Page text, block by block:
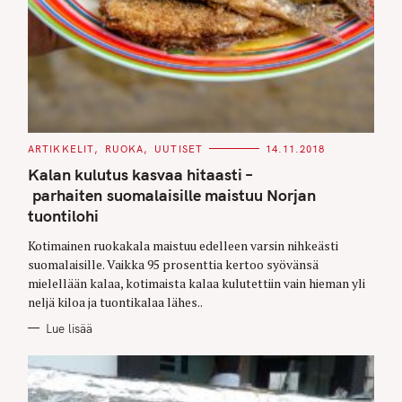
C
T
E
G
O
R
I
S
ARTIKKELIT RUOKA UUTISET 14.11.2018
Kalan kulutus kasvaa hitaasti –
parhaiten suomalaisille maistuu Norjan
tuontilohi
Kotimainen ruokakala maistuu edelleen varsin nihkeästi
suomalaisille. Vaikka 95 prosenttia kertoo syövänsä
mielellään kalaa, kotimaista kalaa kulutettiin vain hieman yli
neljä kiloa ja tuontikalaa lähes..
Lue lisää